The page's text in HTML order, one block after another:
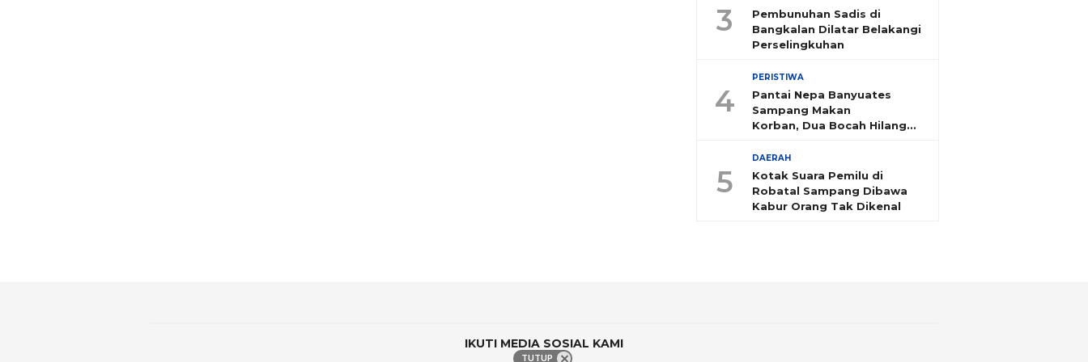
3
Pembunuhan Sadis di
Bangkalan Dilatar Belakangi
Perselingkuhan
4
PERISTIWA
Pantai Nepa Banyuates
Sampang Makan
Korban, Dua Bocah Hilang
5
DAERAH
Kotak Suara Pemilu di
Robatal Sampang Dibawa
Kabur Orang Tak Dikenal
IKUTI MEDIA SOSIAL KAMI
TUTUP